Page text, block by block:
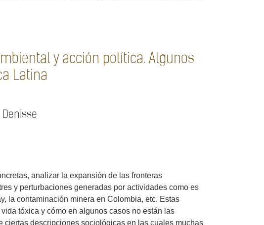
y acción política. Algunos
Latina
Denisse
analizar la expansión de las fronteras
y perturbaciones generadas por actividades como es
la contaminación minera en Colombia, etc. Estas
tóxica y cómo en algunos casos no están las
descripciones sociológicas en las cuales muchas